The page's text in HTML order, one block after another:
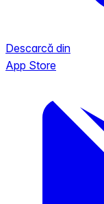
Descarcă din
App Store